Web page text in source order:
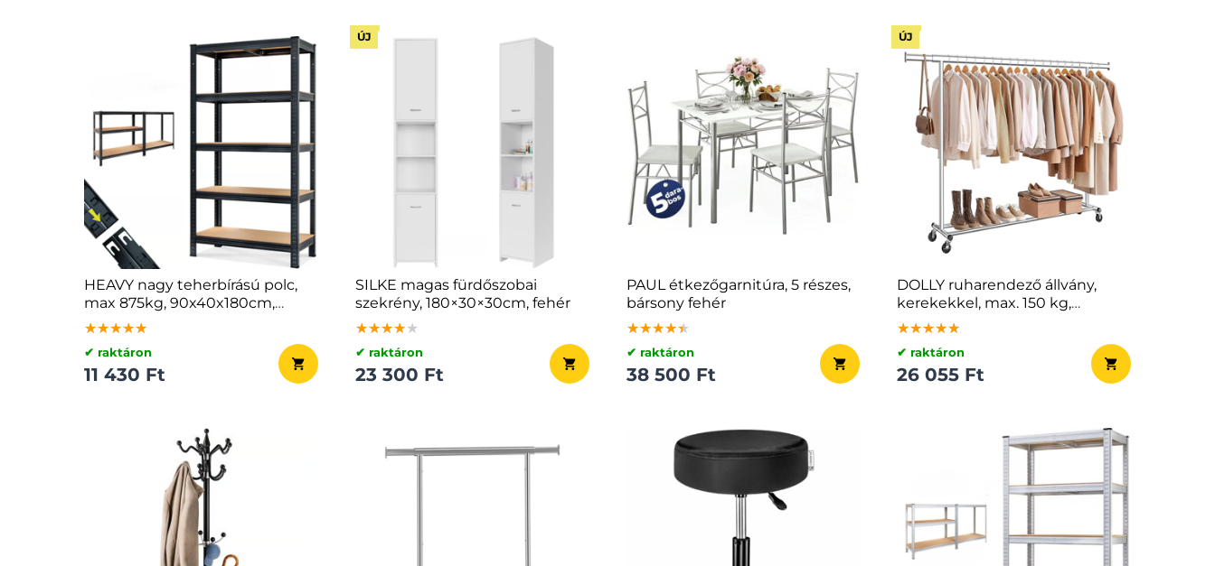
HEAVY nagy teherbírású polc,
max 875kg, 90x40x180cm,
fekete
★★★★★
★★★★★
★★★★★
✔ raktáron
11 430 Ft
ÚJ
SILKE magas fürdőszobai
szekrény, 180×30×30cm, fehér
★★★★★
★★★★★
★★★★★
✔ raktáron
23 300 Ft
PAUL étkezőgarnitúra, 5 részes,
bársony fehér
★★★★★
★★★★★
★★★★★
✔ raktáron
38 500 Ft
ÚJ
DOLLY ruharendező állvány,
kerekekkel, max. 150 kg,
45x160-200x161,5cm, ezüst
★★★★★
★★★★★
★★★★★
✔ raktáron
26 055 Ft